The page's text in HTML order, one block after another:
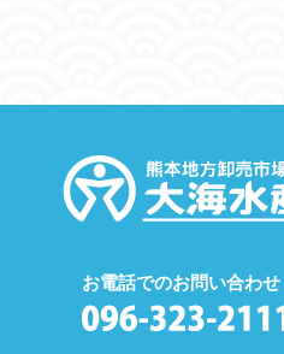
お電話でのお問い合わせ